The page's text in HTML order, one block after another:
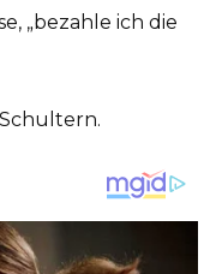
„bezahle ich die